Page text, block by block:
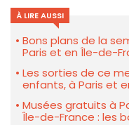
À LIRE AUSSI
Bons plans de la
Paris et en Île-de-
Les sorties de ce
enfants, à Paris et
Musées gratuits à
Île-de-France : les